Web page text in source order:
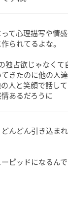
て心理描写や情
られてるよな。
独占欲じゃなくて
きたのに他の人
人と笑顔で話し
あるだろうに
んどん引き込ま
ピッドになるん